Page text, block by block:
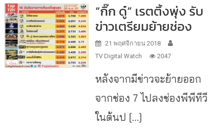
“กิ๊ก ดู๋” เรตติ้งพุ่ง รับ
ข่าวเตรียมย้ายช่อง
21 พฤศจิกายน 2018
TV Digital Watch
2047
หลังจากมีข่าวจะย้ายออก
จากช่อง 7 ไปลงช่องพีพีทีวี
ในต้นป […]